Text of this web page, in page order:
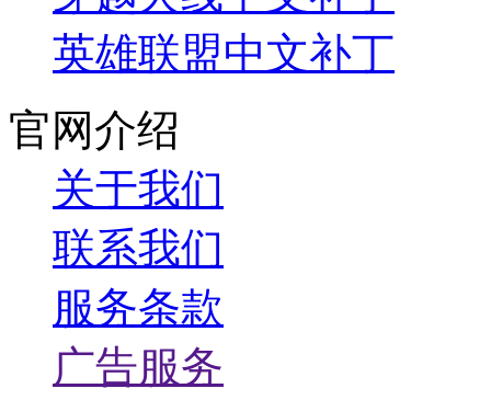
英雄联盟中文补丁
官网介绍
关于我们
联系我们
服务条款
广告服务